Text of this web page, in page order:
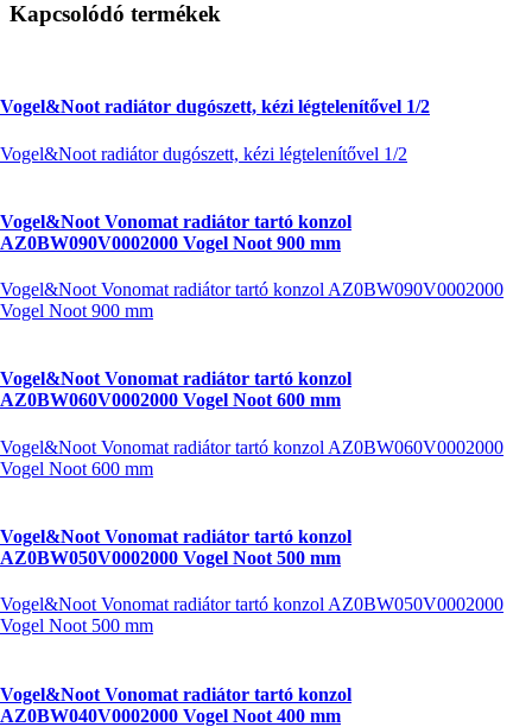
Kapcsolódó termékek
Vogel&Noot radiátor dugószett, kézi légtelenítővel 1/2
Vogel&Noot radiátor dugószett, kézi légtelenítővel 1/2
Vogel&Noot Vonomat radiátor tartó konzol
AZ0BW090V0002000 Vogel Noot 900 mm
Vogel&Noot Vonomat radiátor tartó konzol AZ0BW090V0002000
Vogel Noot 900 mm
Vogel&Noot Vonomat radiátor tartó konzol
AZ0BW060V0002000 Vogel Noot 600 mm
Vogel&Noot Vonomat radiátor tartó konzol AZ0BW060V0002000
Vogel Noot 600 mm
Vogel&Noot Vonomat radiátor tartó konzol
AZ0BW050V0002000 Vogel Noot 500 mm
Vogel&Noot Vonomat radiátor tartó konzol AZ0BW050V0002000
Vogel Noot 500 mm
Vogel&Noot Vonomat radiátor tartó konzol
AZ0BW040V0002000 Vogel Noot 400 mm